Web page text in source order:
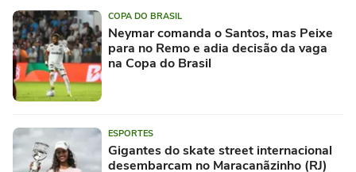
COPA DO BRASIL
Neymar comanda o Santos, mas Peixe
para no Remo e adia decisão da vaga
na Copa do Brasil
ESPORTES
Gigantes do skate street internacional
desembarcam no Maracanãzinho (RJ)